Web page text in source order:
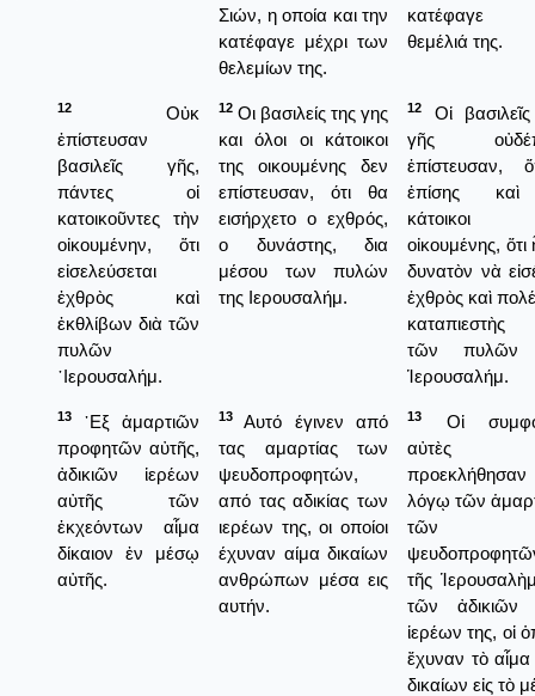
Σιών, η οποία και την
κατέφαγε μέχρι των
θελεμίων της.
κατέφαγε
θεμέλιά της.
12
Οὐκ
ἐπίστευσαν
βασιλεῖς γῆς,
πάντες οἱ
κατοικοῦντες τὴν
οἰκουμένην, ὅτι
εἰσελεύσεται
ἐχθρὸς καὶ
ἐκθλίβων διὰ τῶν
πυλῶν
῾Ιερουσαλήμ.
12 Οι βασιλείς της γης
και όλοι οι κάτοικοι
της οικουμένης δεν
επίστευσαν, ότι θα
εισήρχετο ο εχθρός,
ο δυνάστης, δια
μέσου των πυλών
της Ιερουσαλήμ.
12
Οἱ
γῆς
ἐπίστευσαν,
ἐπίσης
κάτοικοι
οἰκουμένης, ὅτι
δυνατὸν νὰ
ἐχθρὸς καὶ
καταπιεστὴς
τῶν πυλῶν
Ἱερουσαλήμ.
13
᾿Εξ ἁμαρτιῶν
προφητῶν αὐτῆς,
ἀδικιῶν ἱερέων
αὐτῆς τῶν
ἐκχεόντων αἷμα
δίκαιον ἐν μέσῳ
αὐτῆς.
13
Αυτό έγινεν από
τας αμαρτίας των
ψευδοπροφητών,
από τας αδικίας των
ιερέων της, οι οποίοι
έχυναν αίμα δικαίων
ανθρώπων μέσα εις
αυτήν.
13
Οἱ
αὐτὲς
προεκλήθησαν
λόγῳ τῶν
τῶν
τῆς
τῶν ἀδικιῶν
ἱερέων της, οἱ
ἔχυναν τὸ
δικαίων εἰς τὸ